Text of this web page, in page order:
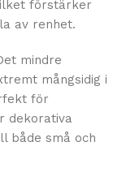
förstärker
av renhet.
mindre
mångsidig i
för
dekorativa
både små och